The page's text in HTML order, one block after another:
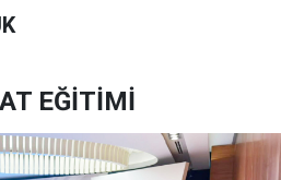
EĞİTİMİ